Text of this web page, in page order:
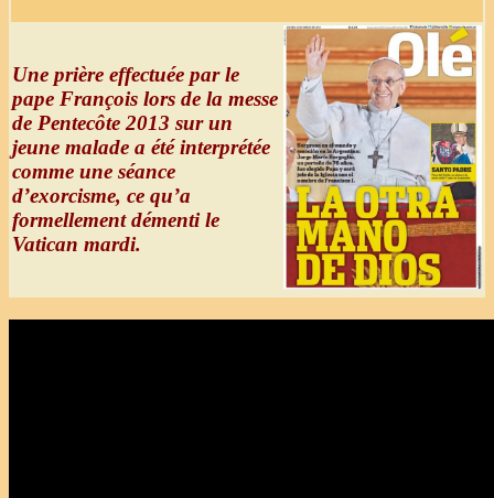
Une prière effectuée par le
pape François lors de la messe
de Pentecôte 2013 sur un
jeune malade a été interprétée
comme une séance
d’exorcisme, ce qu’a
formellement démenti le
Vatican mardi.